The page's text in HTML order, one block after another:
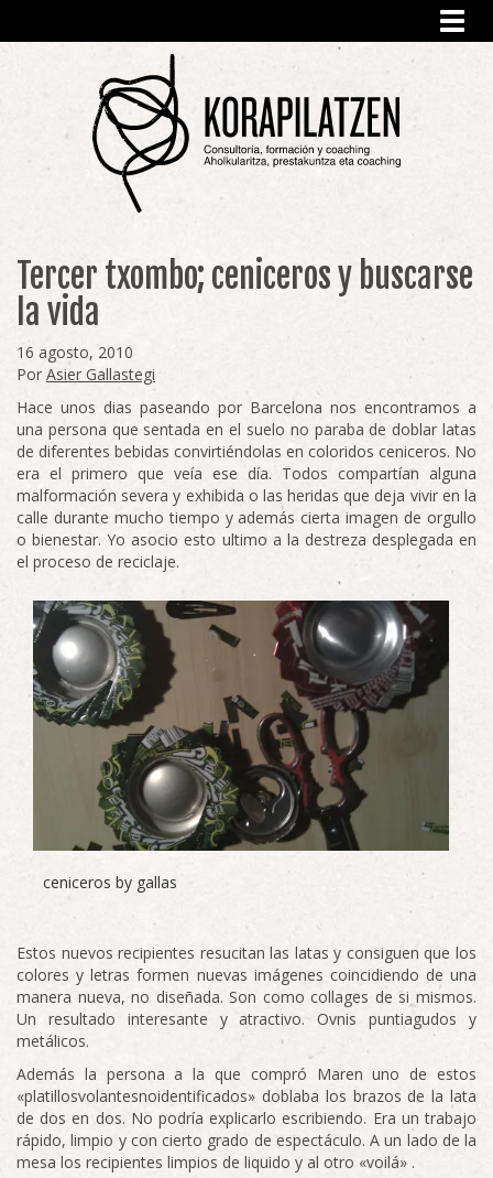
Tercer txombo; ceniceros y buscarse
la vida
16 agosto, 2010
Por Asier Gallastegi
Hace unos dias paseando por Barcelona nos encontramos a
una persona que sentada en el suelo no paraba de doblar latas
de diferentes bebidas convirtiéndolas en coloridos ceniceros. No
era el primero que veía ese día. Todos compartían alguna
malformación severa y exhibida o las heridas que deja vivir en la
calle durante mucho tiempo y además cierta imagen de orgullo
o bienestar. Yo asocio esto ultimo a la destreza desplegada en
el proceso de reciclaje.
ceniceros by gallas
Estos nuevos recipientes resucitan las latas y consiguen que los
colores y letras formen nuevas imágenes coincidiendo de una
manera nueva, no diseñada. Son como collages de si mismos.
Un resultado interesante y atractivo. Ovnis puntiagudos y
metálicos.
Además la persona a la que compró Maren uno de estos
«platillosvolantesnoidentificados» doblaba los brazos de la lata
de dos en dos. No podría explicarlo escribiendo. Era un trabajo
rápido, limpio y con cierto grado de espectáculo. A un lado de la
mesa los recipientes limpios de liquido y al otro «voilá» .